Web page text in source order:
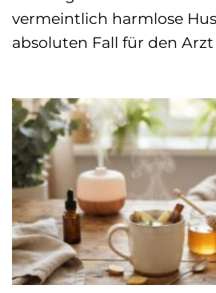
vermeintlich harmlose
absoluten Fall für den